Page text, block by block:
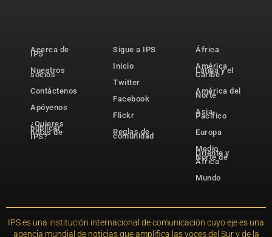
Acerca de
IPS
Nuestros
socios
Contáctenos
Apóyenos
¿Quieres
publicar
notas de
IPS?
Sigue a IPS
Inicio
Twitter
Facebook
Flickr
Reglas de
comunidad
África
América
Latina y el
Caribe
América del
Norte
Asia-
Pacífico
Europa
Medio
Oriente y
Norte de
África
Mundo
IPS es una institución internacional de comunicación cuyo eje es una
agencia mundial de noticias que amplifica las voces del Sur y de la